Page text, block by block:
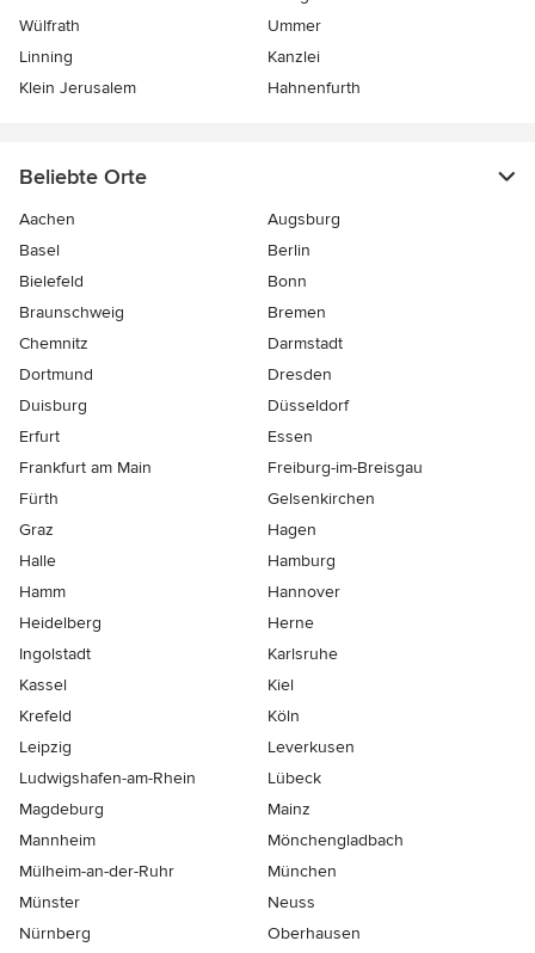
Wülfrath
Ummer
Linning
Kanzlei
Klein Jerusalem
Hahnenfurth
Beliebte Orte
Aachen
Augsburg
Basel
Berlin
Bielefeld
Bonn
Braunschweig
Bremen
Chemnitz
Darmstadt
Dortmund
Dresden
Duisburg
Düsseldorf
Erfurt
Essen
Frankfurt am Main
Freiburg-im-Breisgau
Fürth
Gelsenkirchen
Graz
Hagen
Halle
Hamburg
Hamm
Hannover
Heidelberg
Herne
Ingolstadt
Karlsruhe
Kassel
Kiel
Krefeld
Köln
Leipzig
Leverkusen
Ludwigshafen-am-Rhein
Lübeck
Magdeburg
Mainz
Mannheim
Mönchen­gladbach
Mülheim-an-der-Ruhr
München
Münster
Neuss
Nürnberg
Oberhausen